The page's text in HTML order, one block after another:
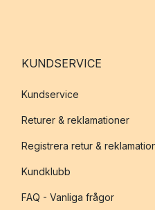
KUNDSERVICE
Kundservice
Returer & reklamationer
Registrera retur &
Kundklubb
FAQ - Vanliga frågor